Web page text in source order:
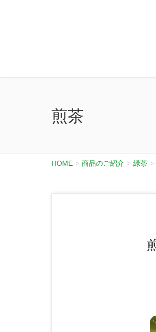
煎茶
HOME 商品のご紹介 緑茶